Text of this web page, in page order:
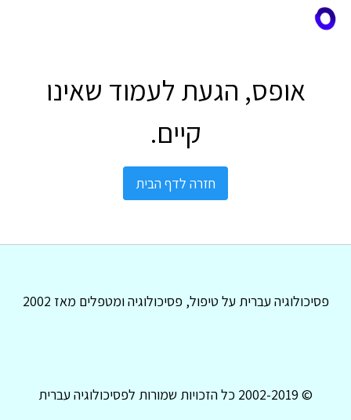
אופס, הגעת לעמוד שאינו
קיים.
חזרה לדף הבית
פסיכולוגיה עברית על טיפול, פסיכולוגיה ומטפלים מאז 2002
© 2002-2019 כל הזכויות שמורות לפסיכולוגיה עברית